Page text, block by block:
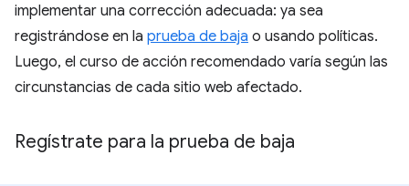
implementar una corrección adecuada: ya sea
registrándose en la prueba de baja o usando políticas.
Luego, el curso de acción recomendado varía según las
circunstancias de cada sitio web afectado.
Regístrate para la prueba de baja